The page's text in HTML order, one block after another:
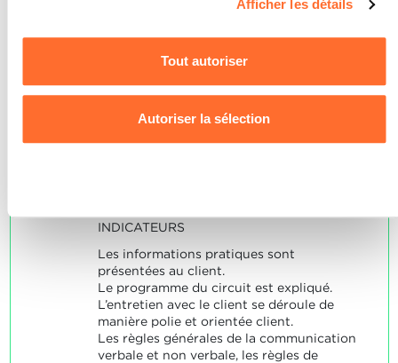
à gauche de chaque page du site.
Pour de plus amples informations sur la manière dont nous
données personnelles, vous pouvez consulter notre
Charte d’usage des cookieset notrePolitique de
Afficher les détails
Tout autoriser
Autoriser la sélection
établie de manière
convaincante et
professionnelle dans le cadre
d’un entretien avec le client.
INDICATEURS
Les informations pratiques sont
présentées au client.
Le programme du circuit est expliqué.
L’entretien avec le client se déroule de
manière polie et orientée client.
Les règles générales de la communication
verbale et non verbale, les règles de